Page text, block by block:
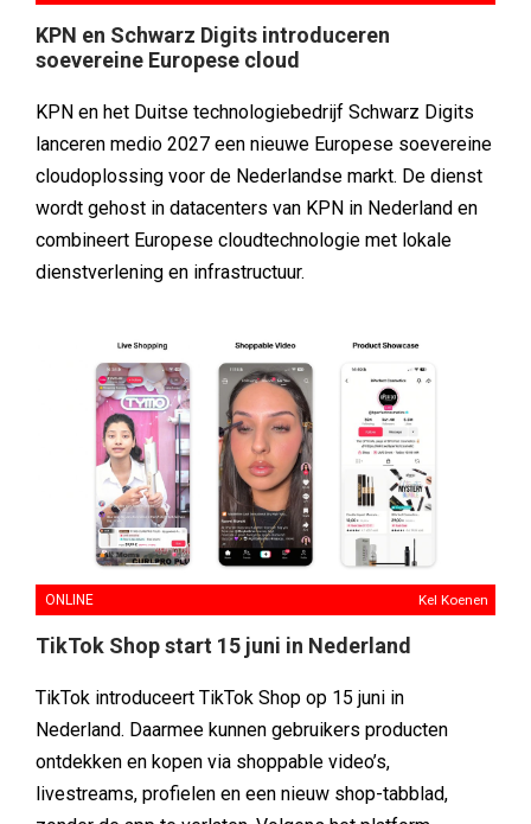
KPN en Schwarz Digits introduceren
soevereine Europese cloud
KPN en het Duitse technologiebedrijf Schwarz Digits
lanceren medio 2027 een nieuwe Europese soevereine
cloudoplossing voor de Nederlandse markt. De dienst
wordt gehost in datacenters van KPN in Nederland en
combineert Europese cloudtechnologie met lokale
dienstverlening en infrastructuur.
ONLINE Kel Koenen
TikTok Shop start 15 juni in Nederland
TikTok introduceert TikTok Shop op 15 juni in
Nederland. Daarmee kunnen gebruikers producten
ontdekken en kopen via shoppable video’s,
livestreams, profielen en een nieuw shop-tabblad,